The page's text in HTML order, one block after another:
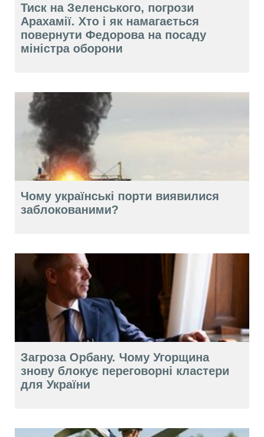
Тиск на Зеленського, погрози
Арахамії. Хто і як намагається
повернути Федорова на посаду
міністра оборони
Чому українські порти виявилися
заблокованими?
Загроза Орбану. Чому Угорщина
знову блокує переговорні кластери
для України